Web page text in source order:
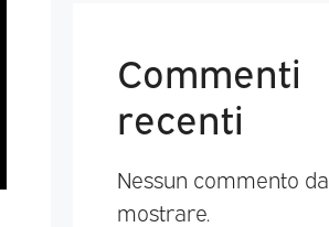
Commenti
recenti
Nessun commento da
mostrare.